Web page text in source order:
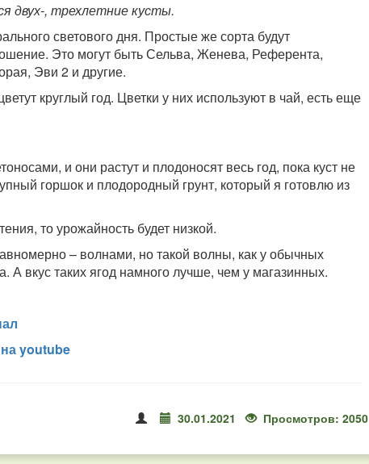
двух-, трехлетние кусты.
светового дня. Простые же сорта будут
Это могут быть Сельва, Женева, Референта,
Эви 2 и другие.
круглый год. Цветки у них используют в чай, есть еще
и они растут и плодоносят весь год, пока куст не
горшок и плодородный грунт, который я готовлю из
то урожайность будет низкой.
– волнами, но такой волны, как у обычных
А вкус таких ягод намного лучше, чем у магазинных.
youtube
30.01.2021 Просмотров: 2050